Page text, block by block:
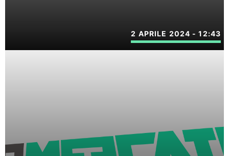
2 APRILE 2024 - 12:43